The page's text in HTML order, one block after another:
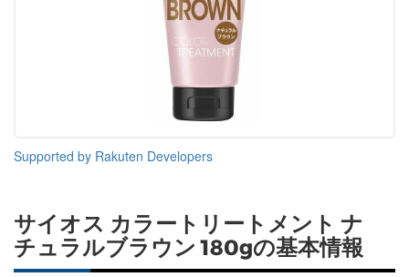
Supported by Rakuten Developers
サイオス カラートリートメント ナ
チュラルブラウン 180gの基本情報